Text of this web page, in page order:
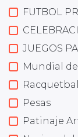
FUTBOL
JUEGOS
Mundial
Racquetball
Pesas
Patinaje